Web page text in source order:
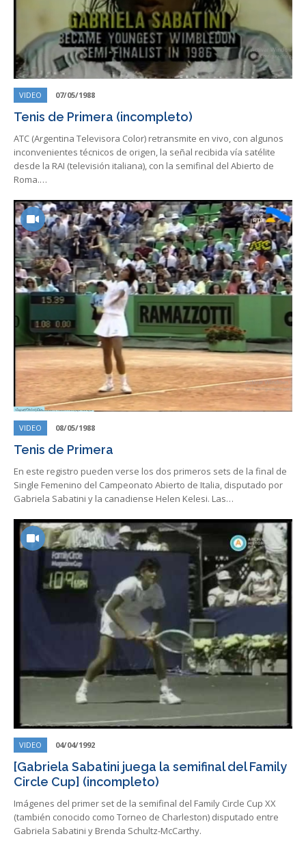
VIDEO 07/05/1988
Tenis de Primera (incompleto)
ATC (Argentina Televisora Color) retransmite en vivo, con algunos
inconvenientes técnicos de origen, la señal recibida vía satélite
desde la RAI (televisión italiana), con la semifinal del Abierto de
Roma.…
VIDEO 08/05/1988
Tenis de Primera
En este registro pueden verse los dos primeros sets de la final de
Single Femenino del Campeonato Abierto de Italia, disputado por
Gabriela Sabatini y la canadiense Helen Kelesi. Las…
VIDEO 04/04/1992
[Gabriela Sabatini juega la semifinal del Family
Circle Cup] (incompleto)
Imágenes del primer set de la semifinal del Family Circle Cup XX
(también conocido como Torneo de Charleston) disputado entre
Gabriela Sabatini y Brenda Schultz-McCarthy.